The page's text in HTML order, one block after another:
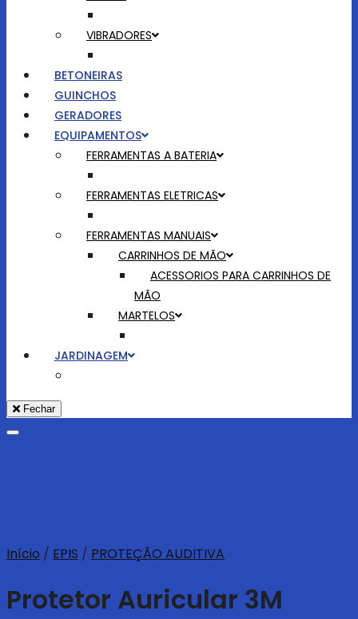
VIBRADORES
BETONEIRAS
GUINCHOS
GERADORES
EQUIPAMENTOS
FERRAMENTAS A BATERIA
FERRAMENTAS ELETRICAS
FERRAMENTAS MANUAIS
CARRINHOS DE MÃO
ACESSORIOS PARA CARRINHOS DE
MÃO
MARTELOS
JARDINAGEM
Fechar
Início / EPIS / PROTEÇÃO AUDITIVA
Protetor Auricular 3M